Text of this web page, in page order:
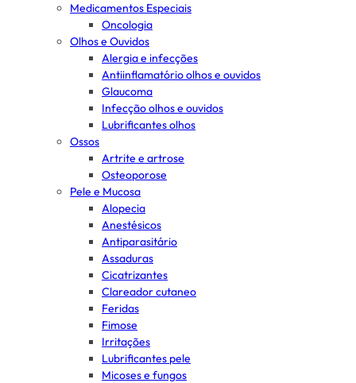
Medicamentos Especiais
Oncologia
Olhos e Ouvidos
Alergia e infecções
Antiinflamatório olhos e ouvidos
Glaucoma
Infecção olhos e ouvidos
Lubrificantes olhos
Ossos
Artrite e artrose
Osteoporose
Pele e Mucosa
Alopecia
Anestésicos
Antiparasitário
Assaduras
Cicatrizantes
Clareador cutaneo
Feridas
Fimose
Irritações
Lubrificantes pele
Micoses e fungos